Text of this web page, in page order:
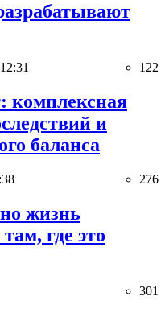
12:31 122
комплексная
и
баланса
276
жизнь
где это
301